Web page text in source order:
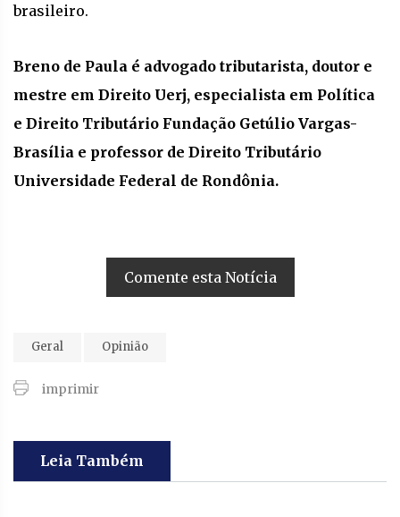
brasileiro.
Breno de Paula é advogado tributarista, doutor e
mestre em Direito Uerj, especialista em Política
e Direito Tributário Fundação Getúlio Vargas-
Brasília e professor de Direito Tributário
Universidade Federal de Rondônia.
Comente esta Notícia
Geral Opinião
imprimir
Leia Também